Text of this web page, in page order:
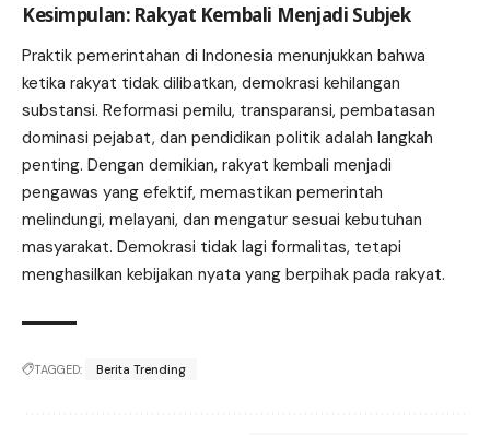
Kesimpulan: Rakyat Kembali Menjadi Subjek
Praktik pemerintahan di Indonesia menunjukkan bahwa
ketika rakyat tidak dilibatkan, demokrasi kehilangan
substansi. Reformasi pemilu, transparansi, pembatasan
dominasi pejabat, dan pendidikan politik adalah langkah
penting. Dengan demikian, rakyat kembali menjadi
pengawas yang efektif, memastikan pemerintah
melindungi, melayani, dan mengatur sesuai kebutuhan
masyarakat. Demokrasi tidak lagi formalitas, tetapi
menghasilkan kebijakan nyata yang berpihak pada rakyat.
TAGGED: Berita Trending